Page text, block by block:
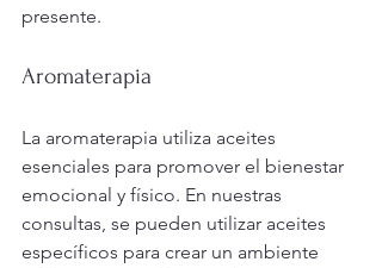
presente.
Aromaterapia
La aromaterapia utiliza aceites
esenciales para promover el bienestar
emocional y físico. En nuestras
consultas, se pueden utilizar aceites
específicos para crear un ambiente